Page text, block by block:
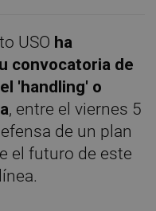
USO ha
convocatoria de
'handling' o
, entre el viernes 5
de un plan
el futuro de este